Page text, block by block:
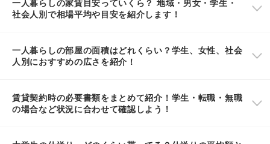
一人暮らしの家賃目安っていくら？ 地域・男女・学生・
社会人別で相場平均や目安を紹介します！
一人暮らしの部屋の面積はどれくらい？学生、女性、社会
人別におすすめの広さを紹介！
賃貸契約時の必要書類をまとめて紹介！学生・転職・無職
の場合など状況に合わせて確認しよう！